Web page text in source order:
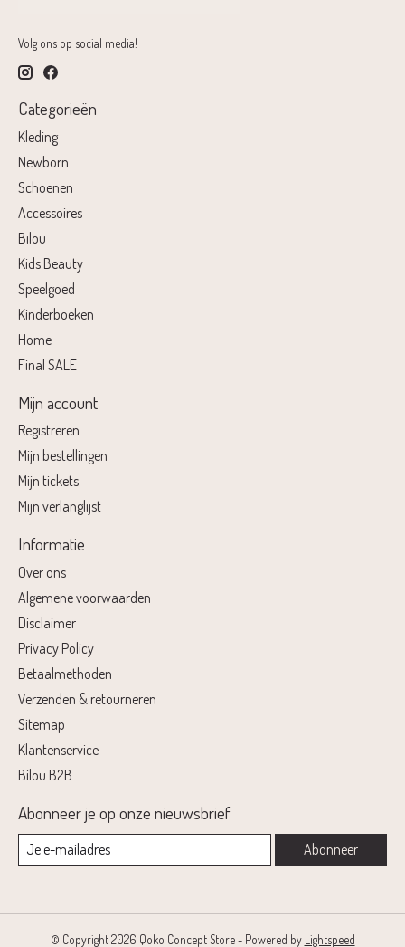
Volg ons op social media!
Categorieën
Kleding
Newborn
Schoenen
Accessoires
Bilou
Kids Beauty
Speelgoed
Kinderboeken
Home
Final SALE
Mijn account
Registreren
Mijn bestellingen
Mijn tickets
Mijn verlanglijst
Informatie
Over ons
Algemene voorwaarden
Disclaimer
Privacy Policy
Betaalmethoden
Verzenden & retourneren
Sitemap
Klantenservice
Bilou B2B
Abonneer je op onze nieuwsbrief
Abonneer
© Copyright 2026 Qoko Concept Store - Powered by Lightspeed